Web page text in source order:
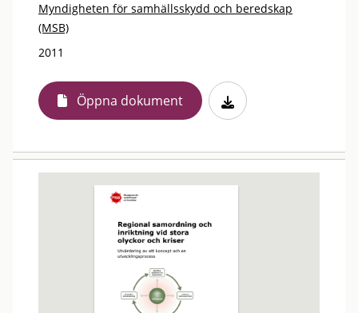
Myndigheten för samhällsskydd och beredskap
(MSB)
2011
Öppna dokument